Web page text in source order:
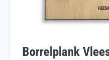
Borrelplank